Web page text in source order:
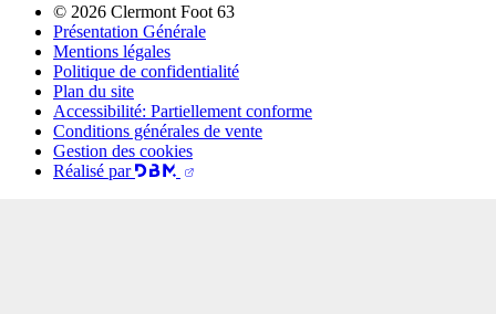
© 2026 Clermont Foot 63
Présentation Générale
Mentions légales
Politique de confidentialité
Plan du site
Accessibilité: Partiellement conforme
Conditions générales de vente
Gestion des cookies
Réalisé par